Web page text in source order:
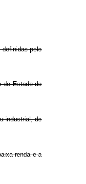
pelo
de Estado do
industrial, de
renda e a